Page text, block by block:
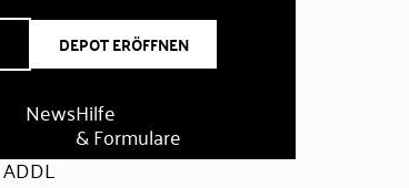
DEPOT ERÖFFNEN
NewsHilfe
& Formulare
ADDL